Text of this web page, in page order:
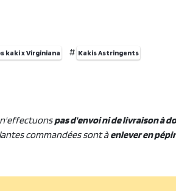
kaki x Virginiana # Kakis Astringents
pas d'envoi ni de livraison à
commandées sont àenlever en